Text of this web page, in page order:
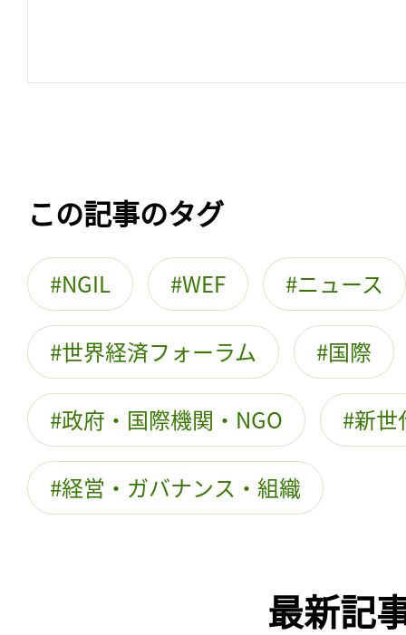
この記事のタグ
NGIL WEF ニュース
世界経済フォーラム 国際
政府・国際機関・NGO 新世
経営・ガバナンス・組織
最新記